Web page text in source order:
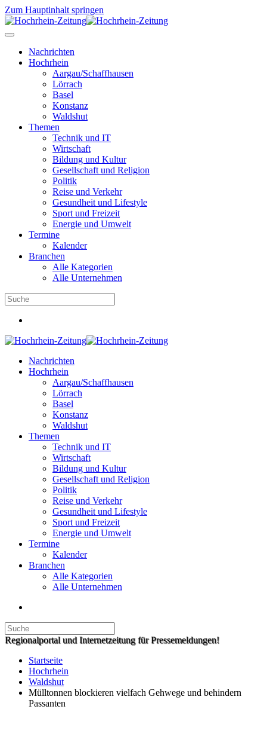
Zum Hauptinhalt springen
Nachrichten
Hochrhein
Aargau/Schaffhausen
Lörrach
Basel
Konstanz
Waldshut
Themen
Technik und IT
Wirtschaft
Bildung und Kultur
Gesellschaft und Religion
Politik
Reise und Verkehr
Gesundheit und Lifestyle
Sport und Freizeit
Energie und Umwelt
Termine
Kalender
Branchen
Alle Kategorien
Alle Unternehmen
Nachrichten
Hochrhein
Aargau/Schaffhausen
Lörrach
Basel
Konstanz
Waldshut
Themen
Technik und IT
Wirtschaft
Bildung und Kultur
Gesellschaft und Religion
Politik
Reise und Verkehr
Gesundheit und Lifestyle
Sport und Freizeit
Energie und Umwelt
Termine
Kalender
Branchen
Alle Kategorien
Alle Unternehmen
Regionalportal und Internetzeitung für Pressemeldungen!
Startseite
Hochrhein
Waldshut
Mülltonnen blockieren vielfach Gehwege und behindern
Passanten